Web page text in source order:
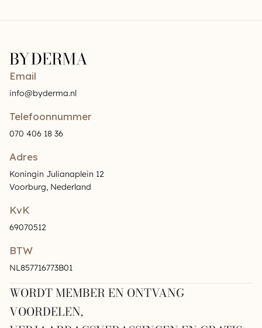
Email
info@byderma.nl
Telefoonnummer
070 406 18 36
Adres
Koningin Julianaplein 12
Voorburg, Nederland
KvK
69070512
BTW
NL857716773B01
WORDT MEMBER EN ONTVANG
VOORDELEN,